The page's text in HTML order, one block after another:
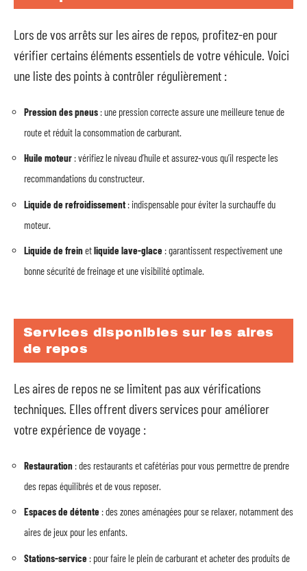
Lors de vos arrêts sur les aires de repos, profitez-en pour
vérifier certains éléments essentiels de votre véhicule. Voici
une liste des points à contrôler régulièrement :
Pression des pneus : une pression correcte assure une meilleure tenue de
route et réduit la consommation de carburant.
Huile moteur : vérifiez le niveau d’huile et assurez-vous qu’il respecte les
recommandations du constructeur.
Liquide de refroidissement : indispensable pour éviter la surchauffe du
moteur.
Liquide de freinetliquide lave-glace : garantissent respectivement une
bonne sécurité de freinage et une visibilité optimale.
Services disponibles sur les aires
de repos
Les aires de repos ne se limitent pas aux vérifications
techniques. Elles offrent divers services pour améliorer
votre expérience de voyage :
Restauration : des restaurants et cafétérias pour vous permettre de prendre
des repas équilibrés et de vous reposer.
Espaces de détente : des zones aménagées pour se relaxer, notamment des
aires de jeux pour les enfants.
Stations-service : pour faire le plein de carburant et acheter des produits de